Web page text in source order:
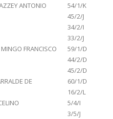
ANTONIO
54/1/K
45/2/J
34/2/I
33/2/J
FRANCISCO
59/1/D
44/2/D
45/2/D
DE
60/1/D
16/2/L
5/4/I
3/5/J